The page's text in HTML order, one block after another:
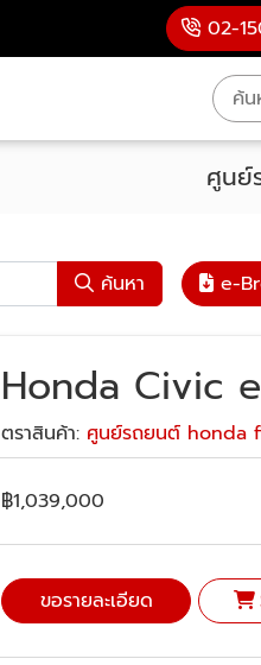
02-
ศูนย์
ค้นหา e-
Honda Civic
ตราสินค้า: ศูนย์รถยนต์ honda
฿1,039,000
ขอรายละเอียด